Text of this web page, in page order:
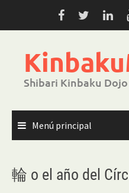
Shibari Kinbaku Dojo
Menú principal
輪 o el año del